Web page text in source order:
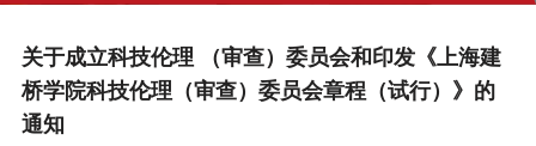
关于成立科技伦理 （审查）委员会和印发《上海建
桥学院科技伦理（审查）委员会章程（试行）》的
通知